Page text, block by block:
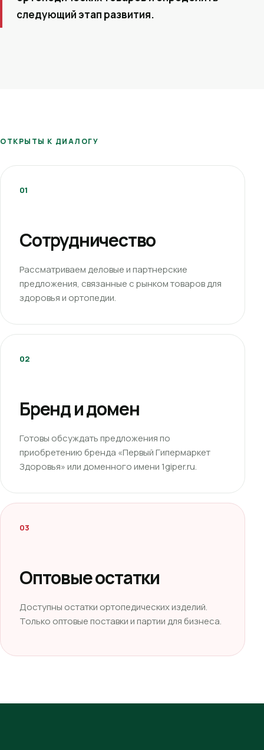
следующий этап развития.
ОТКРЫТЫ К ДИАЛОГУ
01
Сотрудничество
Рассматриваем деловые и партнерские
предложения, связанные с рынком товаров для
здоровья и ортопедии.
02
Бренд и домен
Готовы обсуждать предложения по
приобретению бренда «Первый Гипермаркет
Здоровья» или доменного имени 1giper.ru.
03
Оптовые остатки
Доступны остатки ортопедических изделий.
Только оптовые поставки и партии для бизнеса.